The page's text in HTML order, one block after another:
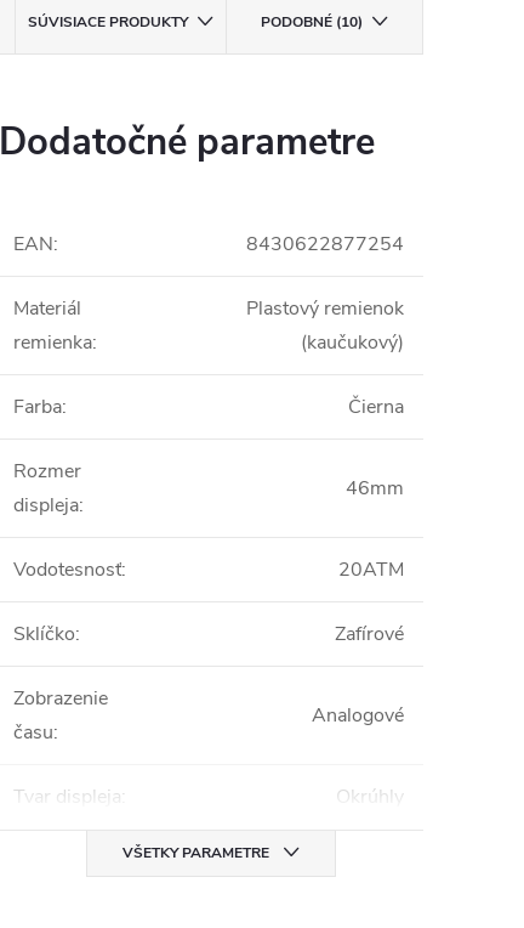
SÚVISIACE PRODUKTY PODOBNÉ (10)
Dodatočné parametre
EAN: 8430622877254
Materiál
remienka:
Plastový remienok
(kaučukový)
Farba: Čierna
Rozmer
displeja:
46mm
Vodotesnosť: 20ATM
Sklíčko: Zafírové
Zobrazenie
času:
Analogové
Tvar displeja: Okrúhly
VŠETKY PARAMETRE